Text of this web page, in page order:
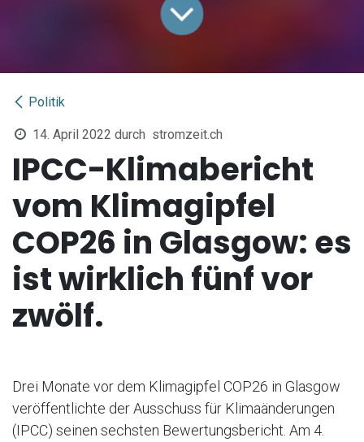
Politik
14. April 2022 durch stromzeit.ch
IPCC-Klimabericht
vom Klimagipfel
COP26 in Glasgow: es
ist wirklich fünf vor
zwölf.
Drei Monate vor dem Klimagipfel COP26 in Glasgow
veröffentlichte der Ausschuss für Klimaänderungen
(IPCC) seinen sechsten Bewertungsbericht. Am 4.